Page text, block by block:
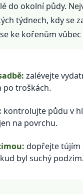
do okolní půdy.
týdnech, kdy se
ke kořenům
zalévejte
po troškách.
kontrolujte půdu v
na povrchu.
dopřejte tújím
byl suchý podzim.